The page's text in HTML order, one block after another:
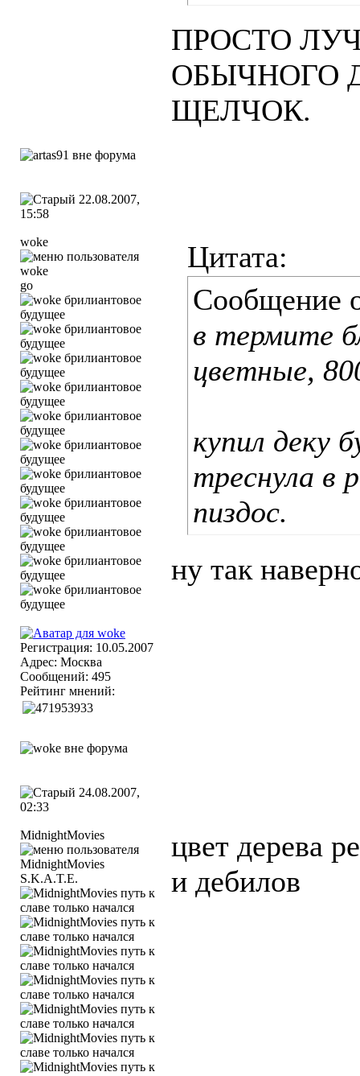
ПРОСТО
ОБЫЧНОГО
ЩЕЛЧОК.
22.08.2007,
15:58
woke
go
Регистрация: 10.05.2007
Адрес: Москва
Сообщений: 495
Рейтинг мнений:
Цитата:
Сообщение
в термите
цветные,
купил деку
треснула в
пиздос.
ну так
24.08.2007,
02:33
MidnightMovies
S.K.A.T.E.
цвет дерева
и дебилов